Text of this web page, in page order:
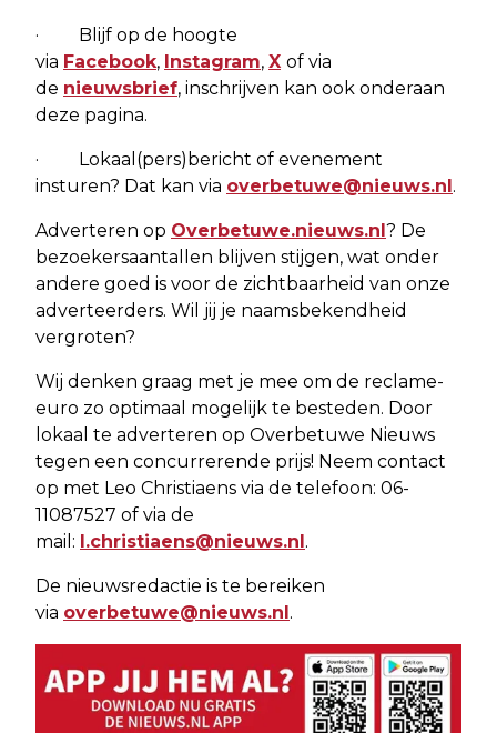
· Blijf op de hoogte
via Facebook, Instagram, X of via
de nieuwsbrief, inschrijven kan ook onderaan
deze pagina.
· Lokaal(pers)bericht of evenement
insturen? Dat kan via overbetuwe@nieuws.nl .
Adverteren op Overbetuwe.nieuws.nl ? De
bezoekersaantallen blijven stijgen, wat onder
andere goed is voor de zichtbaarheid van onze
adverteerders. Wil jij je naamsbekendheid
vergroten?
Wij denken graag met je mee om de reclame-
euro zo optimaal mogelijk te besteden. Door
lokaal te adverteren op Overbetuwe Nieuws
tegen een concurrerende prijs! Neem contact
op met Leo Christiaens via de telefoon: 06-
11087527 of via de
mail: l.christiaens@nieuws.nl .
De nieuwsredactie is te bereiken
via overbetuwe@nieuws.nl .